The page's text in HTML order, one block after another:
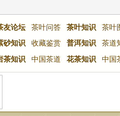
友论坛 茶叶问答 茶叶知识 茶叶
砂知识 收藏鉴赏 普洱知识 茶道
茶知识 中国茶道 花茶知识 中国